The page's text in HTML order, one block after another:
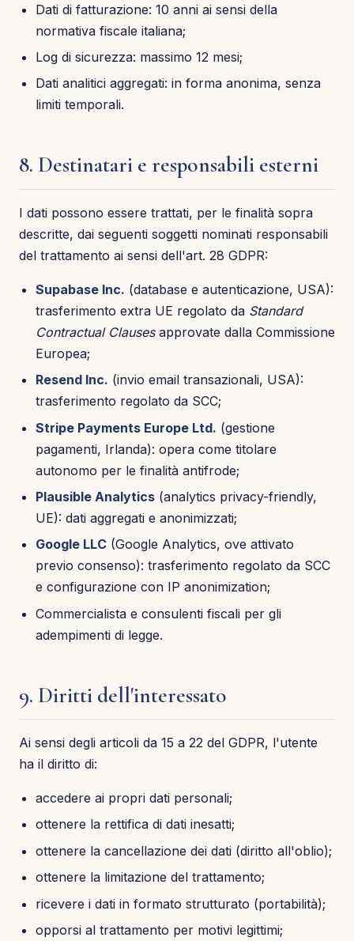
Dati di fatturazione: 10 anni ai sensi della
normativa fiscale italiana;
Log di sicurezza: massimo 12 mesi;
Dati analitici aggregati: in forma anonima, senza
limiti temporali.
8. Destinatari e responsabili esterni
I dati possono essere trattati, per le finalità sopra
descritte, dai seguenti soggetti nominati responsabili
del trattamento ai sensi dell'art. 28 GDPR:
Supabase Inc. (database e autenticazione, USA):
trasferimento extra UE regolato da Standard
Contractual Clausesapprovate dalla Commissione
Europea;
Resend Inc. (invio email transazionali, USA):
trasferimento regolato da SCC;
Stripe Payments Europe Ltd. (gestione
pagamenti, Irlanda): opera come titolare
autonomo per le finalità antifrode;
Plausible Analytics(analytics privacy-friendly,
UE): dati aggregati e anonimizzati;
Google LLC(Google Analytics, ove attivato
previo consenso): trasferimento regolato da SCC
e configurazione con IP anonimization;
Commercialista e consulenti fiscali per gli
adempimenti di legge.
9. Diritti dell'interessato
Ai sensi degli articoli da 15 a 22 del GDPR, l'utente
ha il diritto di:
accedere ai propri dati personali;
ottenere la rettifica di dati inesatti;
ottenere la cancellazione dei dati (diritto all'oblio);
ottenere la limitazione del trattamento;
ricevere i dati in formato strutturato (portabilità);
opporsi al trattamento per motivi legittimi;